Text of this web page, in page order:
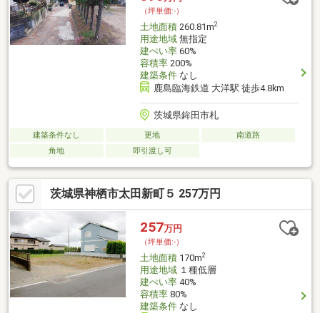
（坪単価:-）
土地面積260.81m2
用途地域無指定
建ぺい率60%
容積率200%
建築条件なし
鹿島臨海鉄道 大洋駅 徒歩4.8km
茨城県鉾田市札
建築条件なし 更地
南道路
角地
即引渡し可
茨城県神栖市太田新町５ 257万円
257万円
（坪単価:-）
土地面積170m2
用途地域１種低層
建ぺい率40%
容積率80%
建築条件なし